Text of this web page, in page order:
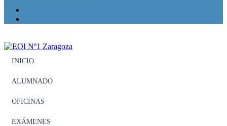
INICIO
ALUMNADO
OFICINAS
EXÁMENES